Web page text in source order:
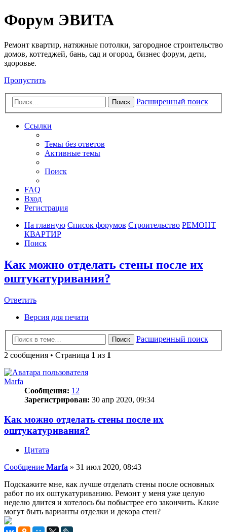
Регистрация
Форум ЭВИТА
Ремонт квартир, натяжные потолки, загородное строительство
домов, коттеджей, бань, сад и огород, бизнес форум, дети,
здоровье.
Пропустить
Поиск Расширенный поиск
Ссылки
Темы без ответов
Активные темы
Поиск
FAQ
Вход
Регистрация
На главную Список форумов Строительство РЕМОНТ
КВАРТИР
Поиск
Как можно отделать стены после их
оштукатуривания?
Ответить
Ответить
Версия для печати
Поиск
Расширенный поиск
2 сообщения • Страница 1 из 1
Marfa
Сообщения: 12
Зарегистрирован: 30 апр 2020, 09:34
Как можно отделать стены после их
оштукатуривания?
Цитата
Сообщение Marfa » 31 июл 2020, 08:43
Подскажите мне, как лучше отделать стены после основных
работ по их оштукатуриванию. Ремонт у меня уже целую
неделю длится и хотелось бы побыстрее его закончить. Какие
могут быть варианты отделки и декора стен?